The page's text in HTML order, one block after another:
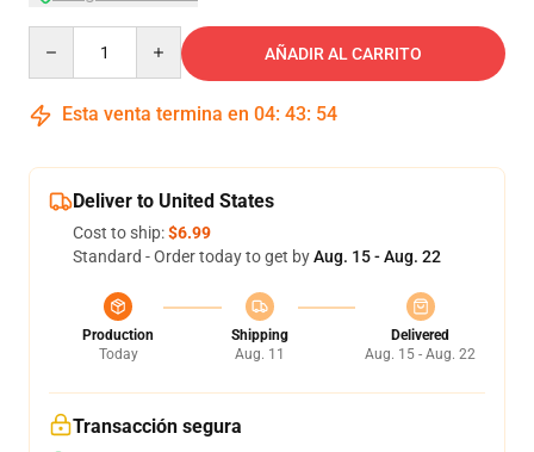
AÑADIR AL CARRITO
Esta venta termina en 04: 43: 54
Deliver to United States
Cost to ship:$6.99
Standard - Order today to get byAug. 15 - Aug. 22
Production
Today
Shipping
Aug. 11
Delivered
Aug. 15 - Aug. 22
Transacción segura